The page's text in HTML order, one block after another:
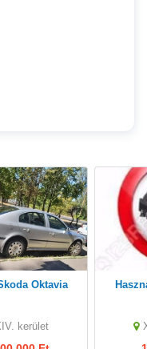
Skoda Oktavia
kerület